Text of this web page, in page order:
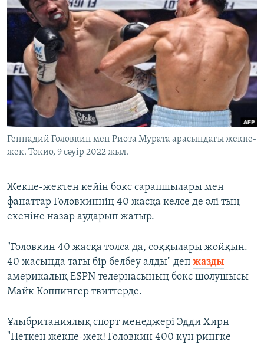
Геннадий Головкин мен Риота Мурата арасындағы жекпе-
жек. Токио, 9 сәуір 2022 жыл.
Жекпе-жектен кейін бокс сарапшылары мен
фанаттар Головкиннің 40 жасқа келсе де әлі тың
екеніне назар аударып жатыр.
"Головкин 40 жасқа толса да, соққылары жойқын.
40 жасында тағы бір белбеу алды" деп жазды
америкалық ESPN телернасының бокс шолушысы
Майк Коппингер твиттерде.
Ұлыбританиялық спорт менеджері Эдди Хирн
"Неткен жекпе-жек! Головкин 400 күн рингке